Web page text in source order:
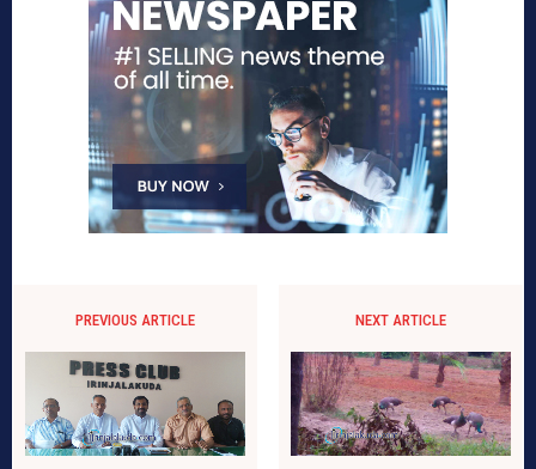
PREVIOUS ARTICLE NEXT ARTICLE